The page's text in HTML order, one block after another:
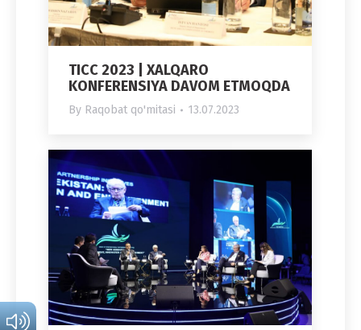
TICC 2023 | XALQARO
KONFERENSIYA DAVOM ETMOQDA
By Raqobat qo'mitasi 13.07.2023